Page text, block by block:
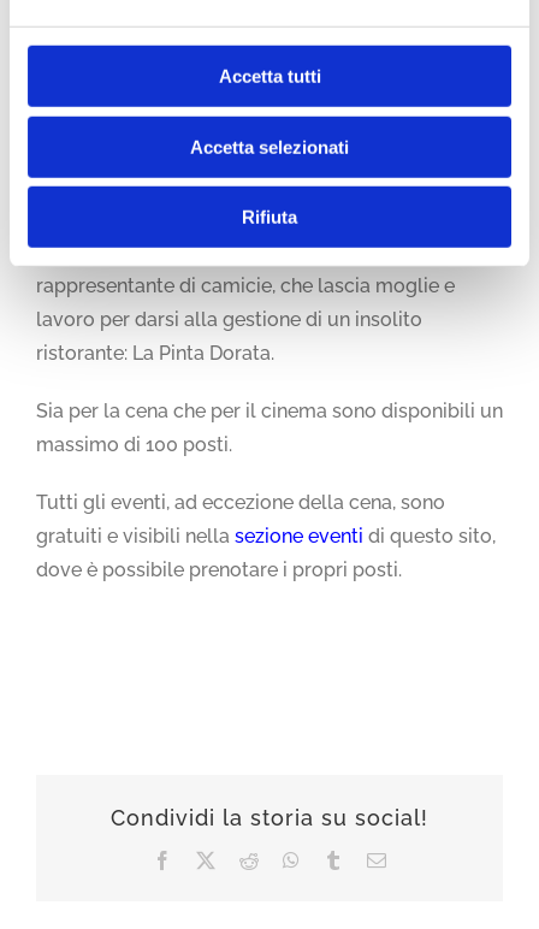
Accetta tutti
Accetta selezionati
Rifiuta
verrà proiettata sarà “L’altro volto della speranza”,
film del 2017 e molto apprezzato dalla critica e
adatto a tutta la famiglia. Vincitore dell’Orso
d’Argento a Berlino ci racconta il bizzarro incontro
tra Khaled, un giovane rifugiato siriano, che quasi
per caso si ritrova a Helsinki come passeggero
clandestino su una carboniera, e Wilkström,
rappresentante di camicie, che lascia moglie e
lavoro per darsi alla gestione di un insolito
ristorante: La Pinta Dorata.
Sia per la cena che per il cinema sono disponibili un
massimo di 100 posti.
Tutti gli eventi, ad eccezione della cena, sono
gratuiti e visibili nella sezione eventi di questo sito,
dove è possibile prenotare i propri posti.
Condividi la storia su social!
Facebook Reddit WhatsApp
TumblrEmail